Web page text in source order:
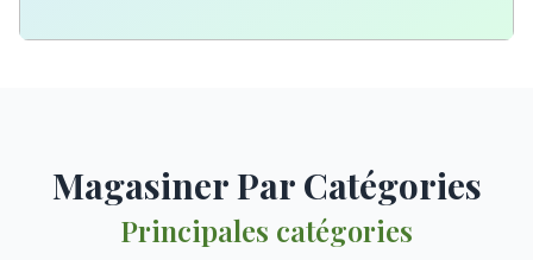
Magasiner Par Catégories
Principales catégories